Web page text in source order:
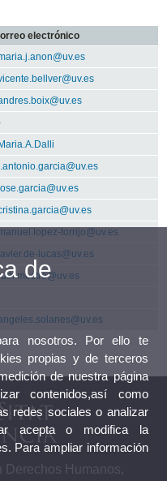
electrónico
Maria.A.Dalli
torrijo@uv.es
lucas@uv.es
Derechos Humanos,
de
nosotros. Por ello te
propias y de terceros
de nuestra página
contenidos,así como
redes sociales o analizar
acepta o modifica la
Para ampliar información